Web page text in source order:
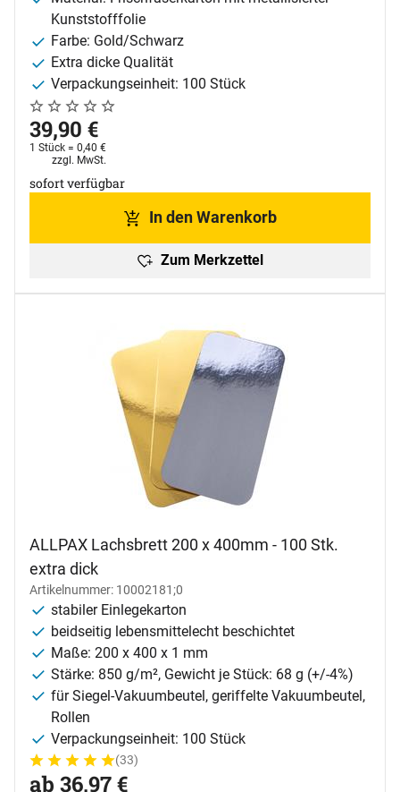
Kunststofffolie
Farbe: Gold/Schwarz
Extra dicke Qualität
Verpackungseinheit: 100 Stück
Noch keine Bewertungen abgegeben
0 Bewertungen
39,90 €
1 Stück = 0,40 €
Steuerhinweis:
zzgl. MwSt.
sofort verfügbar
In den Warenkorb
Zum Merkzettel
ALLPAX Lachsbrett 200 x 400mm - 100 Stk.
extra dick
Artikelnummer: 10002181;0
stabiler Einlegekarton
beidseitig lebensmittelecht beschichtet
Maße: 200 x 400 x 1 mm
Stärke: 850 g/m², Gewicht je Stück: 68 g (+/-4%)
für Siegel-Vakuumbeutel, geriffelte Vakuumbeutel,
Rollen
Verpackungseinheit: 100 Stück
Bewertung: 5 von 5 (33 Bewertungen)
33 Bewertungen
(33)
ab:
ab 36,97€